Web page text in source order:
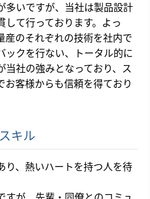
多いですが、当社は製品設計
て行っております。よっ
産のそれぞれの技術を社内で
ックを行ない、トータル的に
当社の強みとなっており、ス
お客様からも信頼を得ており
キル
り、熱いハートを持つ人を待